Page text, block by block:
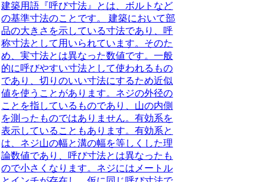
建築用語『呼び寸法』とは、ボルトなど
の基準寸法のことです。
建築において部
品の大きさを示している寸法であり、呼
称寸法として用いられています。そのた
め、実寸法とは異なった数値です。一般
的に呼びやすい寸法として使われるもの
であり、切りのいい寸法にするため近似
値を使うことがあります。ネジの外径の
ことを指しているものであり、山の内側
を測ったものではありません。有効系を
表示していることもあります。有効系と
は、ネジ山の幅と溝の幅を等しくした理
論数値であり、呼び寸法とは異なったも
ので小さくなります。ネジにはメートル